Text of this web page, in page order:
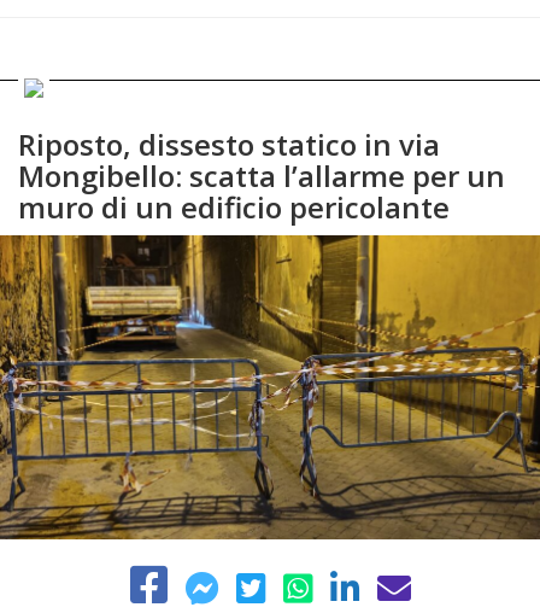
Riposto, dissesto statico in via
Mongibello: scatta l’allarme per un
muro di un edificio pericolante